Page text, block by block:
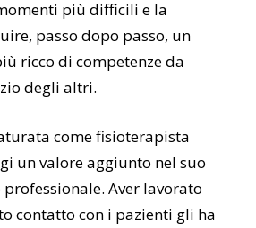
più difficili e la
passo dopo passo, un
ricco di competenze da
degli altri.
come fisioterapista
un valore aggiunto nel suo
Aver lavorato
contatto con i pazienti gli ha